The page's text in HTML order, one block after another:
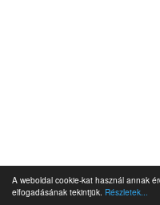
A weboldal cookie-kat használ annak
elfogadásának tekintjük. Részletek...